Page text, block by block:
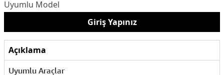
Giriş Yapınız
Açıklama
Uyumlu Araçlar